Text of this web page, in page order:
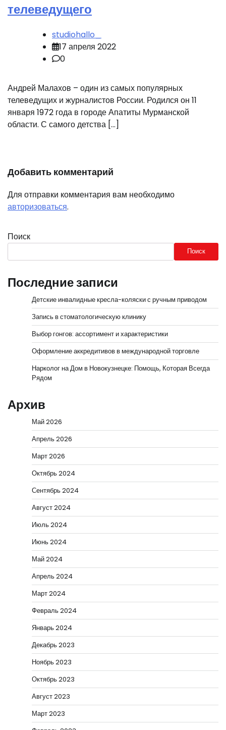
телеведущего
studiohallo_
17 апреля 2022
0
Андрей Малахов – один из самых популярных
телеведущих и журналистов России. Родился он 11
января 1972 года в городе Апатиты Мурманской
области. С самого детства […]
Добавить комментарий
Для отправки комментария вам необходимо
авторизоваться.
Поиск
Поиск
Последние записи
Детские инвалидные кресла-коляски с ручным приводом
Запись в стоматологическую клинику
Выбор гонгов: ассортимент и характеристики
Оформление аккредитивов в международной торговле
Нарколог на Дом в Новокузнецке: Помощь, Которая Всегда
Рядом
Архив
Май 2026
Апрель 2026
Март 2026
Октябрь 2024
Сентябрь 2024
Август 2024
Июль 2024
Июнь 2024
Май 2024
Апрель 2024
Март 2024
Февраль 2024
Январь 2024
Декабрь 2023
Ноябрь 2023
Октябрь 2023
Август 2023
Март 2023